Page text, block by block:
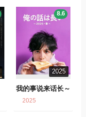
2025
我的事说来话长～
2025・春～
8.6
2025